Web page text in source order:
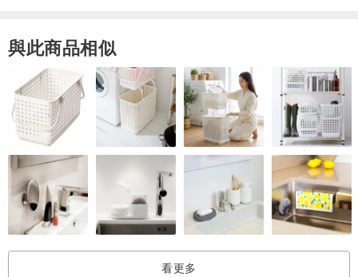
與此商品相似
看更多